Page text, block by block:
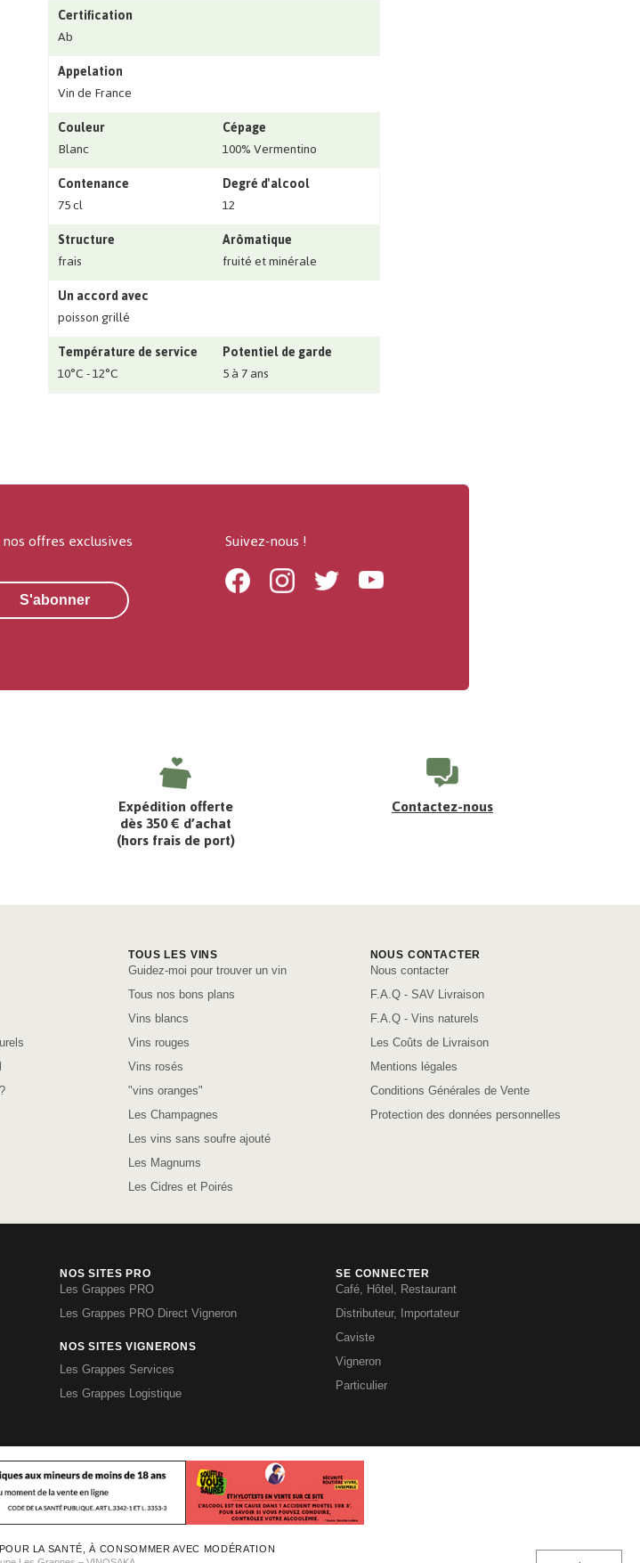
Certification
Ab
Appelation
Vin de France
Couleur
Blanc
Cépage
100% Vermentino
Contenance
75 cl
Degré d'alcool
12
Structure
frais
Arômatique
fruité et minérale
Un accord avec
poisson grillé
Température de service
10°C - 12°C
Potentiel de garde
5 à 7 ans
offres exclusives
S'abonner
Suivez-nous !
FacebookInstagramTwitter Youtube
Expédition offerte
dès 350 € d’achat
(hors frais de port)
Contactez-nous
TOUS LES VINS
Guidez-moi pour trouver un vin
Tous nos bons plans
Vins blancs
Vins rouges
Vins rosés
"vins oranges"
Les Champagnes
Les vins sans soufre ajouté
Les Magnums
Les Cidres et Poirés
NOUS CONTACTER
Nous contacter
F.A.Q - SAV Livraison
F.A.Q - Vins naturels
Les Coûts de Livraison
Mentions légales
Conditions Générales de Vente
Protection des données personnelles
NOS SITES PRO
Les Grappes PRO
Les Grappes PRO Direct Vigneron
NOS SITES VIGNERONS
Les Grappes Services
Les Grappes Logistique
SE CONNECTER
Café, Hôtel, Restaurant
Distributeur, Importateur
Caviste
Vigneron
Particulier
LA SANTÉ, À CONSOMMER AVEC MODÉRATION